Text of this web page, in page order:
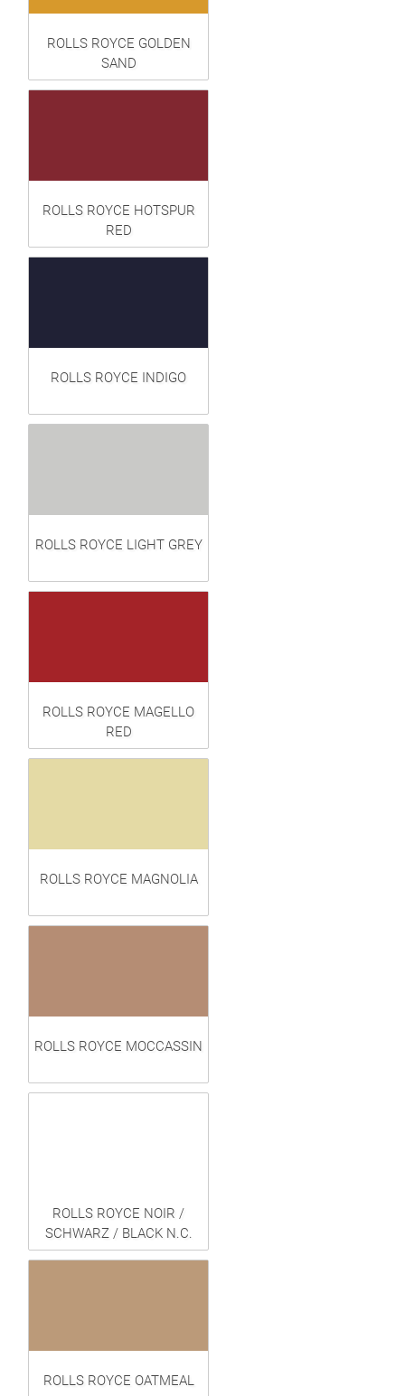
ROLLS ROYCE GOLDEN
SAND
ROLLS ROYCE HOTSPUR
RED
ROLLS ROYCE INDIGO
ROLLS ROYCE LIGHT GREY
ROLLS ROYCE MAGELLO
RED
ROLLS ROYCE MAGNOLIA
ROLLS ROYCE MOCCASSIN
ROLLS ROYCE NOIR /
SCHWARZ / BLACK N.C.
ROLLS ROYCE OATMEAL